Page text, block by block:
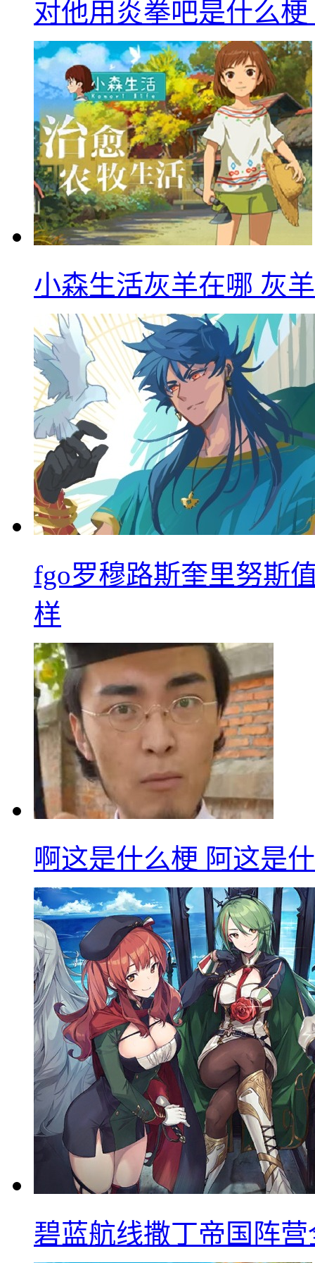
对他用炎拳吧是什么
小森生活灰羊在哪 灰
fgo罗穆路斯奎里努斯
样
啊这是什么梗 阿这是
碧蓝航线撒丁帝国阵